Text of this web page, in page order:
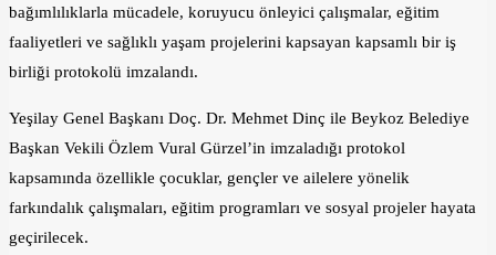
bağımlılıklarla mücadele, koruyucu önleyici çalışmalar, eğitim
faaliyetleri ve sağlıklı yaşam projelerini kapsayan kapsamlı bir iş
birliği protokolü imzalandı.
Yeşilay Genel Başkanı Doç. Dr. Mehmet Dinç ile Beykoz Belediye
Başkan Vekili Özlem Vural Gürzel’in imzaladığı protokol
kapsamında özellikle çocuklar, gençler ve ailelere yönelik
farkındalık çalışmaları, eğitim programları ve sosyal projeler hayata
geçirilecek.